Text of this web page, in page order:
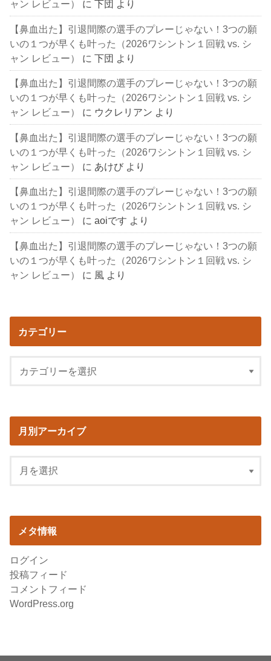
ャン レビュー） に下団 より
【鼻血出た】引退間際の選手のプレーじゃない！3つの願
いの１つが早くも叶った（2026ワシントン１回戦 vs. シ
ャン レビュー）
に下団 より
【鼻血出た】引退間際の選手のプレーじゃない！3つの願
いの１つが早くも叶った（2026ワシントン１回戦 vs. シ
ャン レビュー）
に ウクレリアン より
【鼻血出た】引退間際の選手のプレーじゃない！3つの願
いの１つが早くも叶った（2026ワシントン１回戦 vs. シ
ャン レビュー）
に あけび より
【鼻血出た】引退間際の選手のプレーじゃない！3つの願
いの１つが早くも叶った（2026ワシントン１回戦 vs. シ
ャン レビュー）
にaoiです より
【鼻血出た】引退間際の選手のプレーじゃない！3つの願
いの１つが早くも叶った（2026ワシントン１回戦 vs. シ
ャン レビュー）
に 風 より
カテゴリー
月別アーカイブ
メタ情報
ログイン
投稿フィード
コメントフィード
WordPress.org